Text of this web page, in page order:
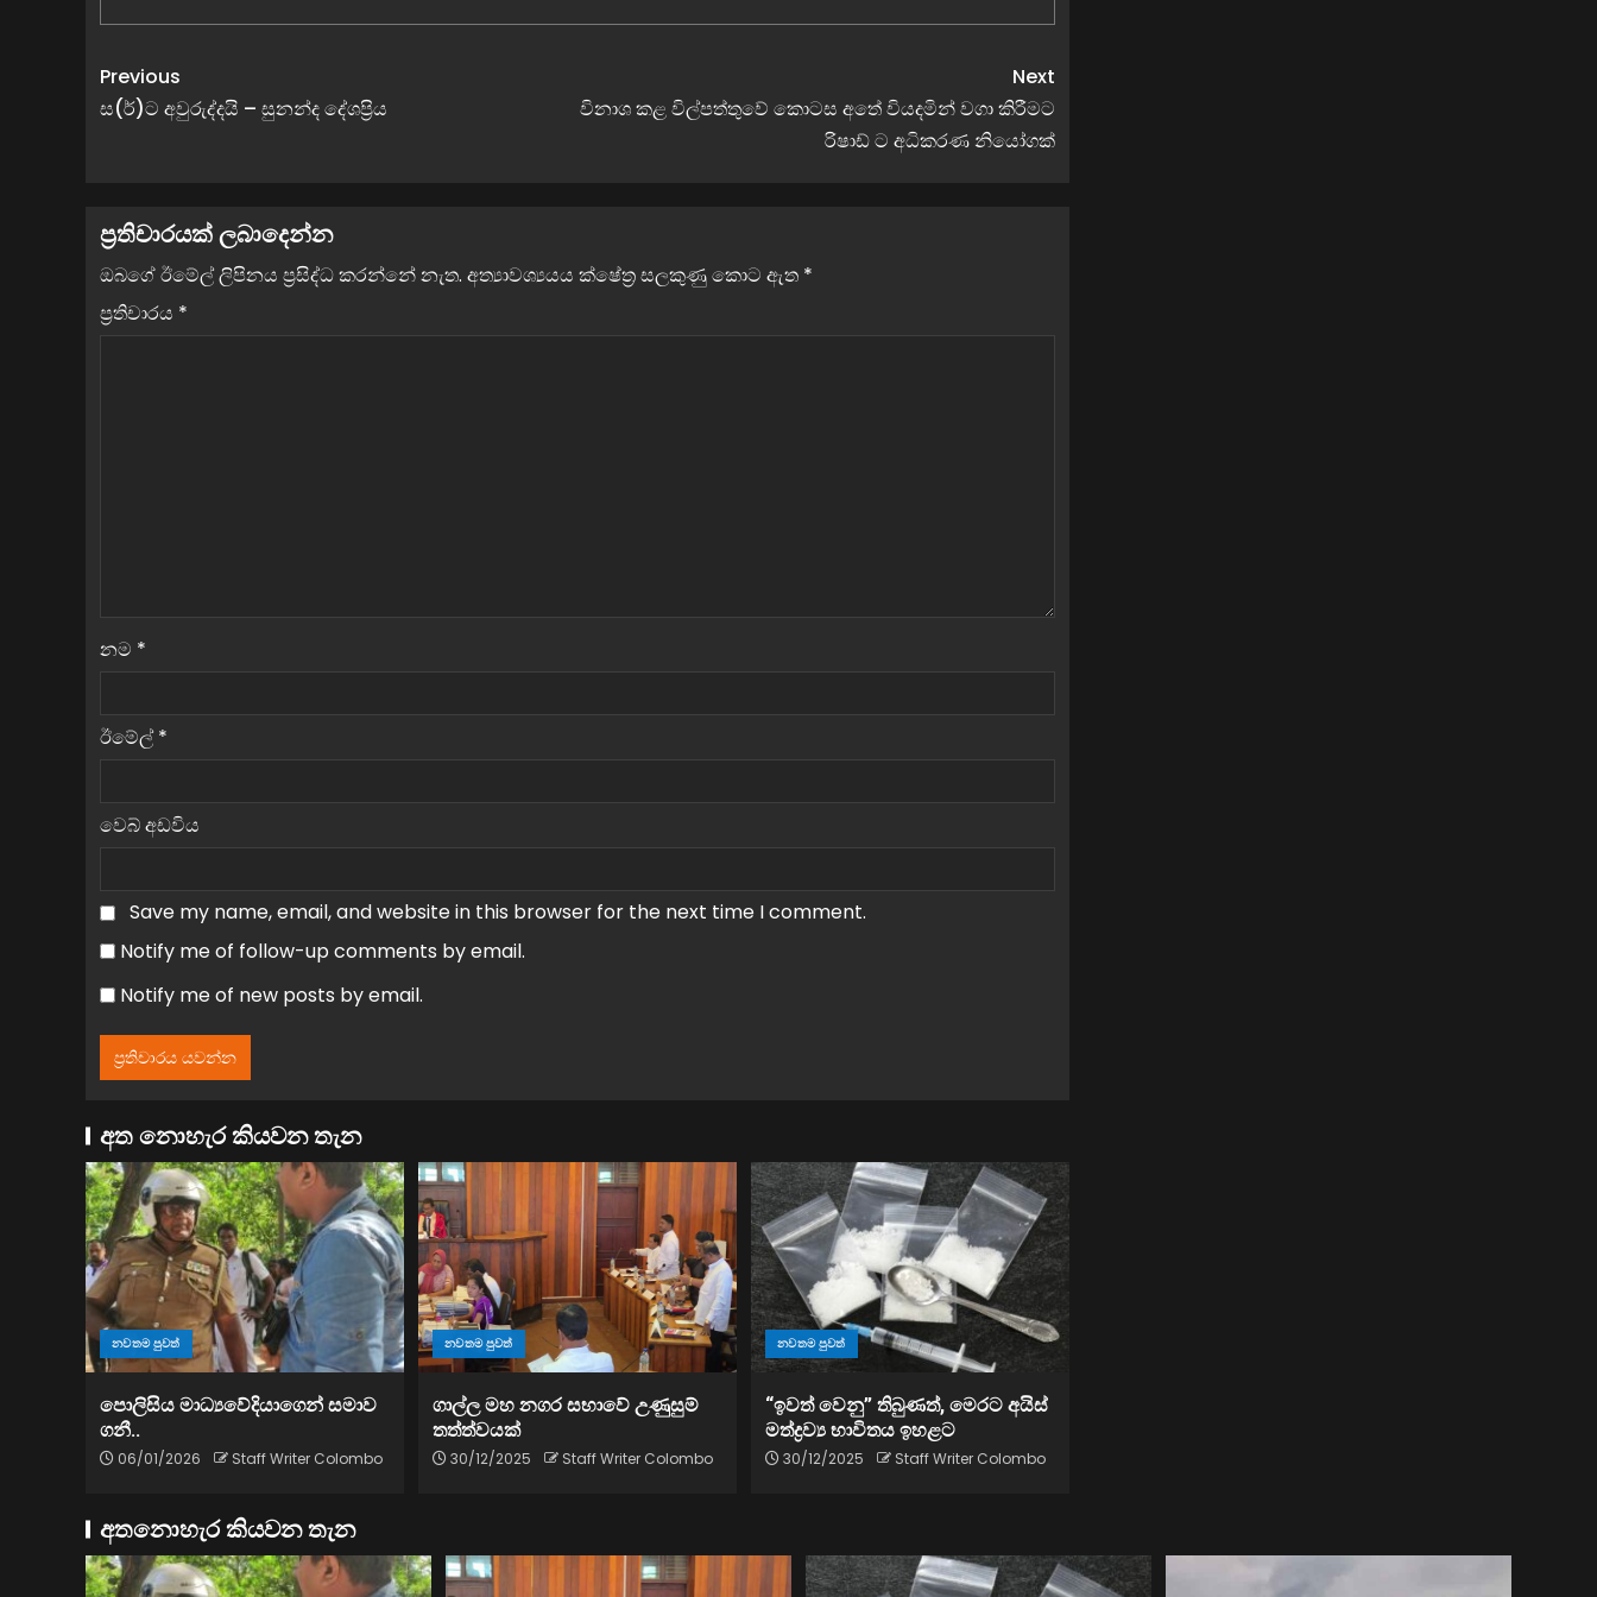
Previous
ස(ර්)ට අවුරුද්දයි – සුනන්ද දේශප්‍රිය
Next
විනාශ කළ විල්පත්තුවේ කොටස අතේ වියදමින් වගා කිරීමට
රිෂාඩ් ට අධිකරණ නියෝගක්
ප්‍රතිචාරයක් ලබාදෙන්න
ඔබගේ ඊමේල් ලිපිනය ප්‍රසිද්ධ කරන්නේ නැත. අත්‍යාවශ්‍යයය ක්ෂේත්‍ර සලකුණු කොට ඇත *
ප්‍රතිචාරය *
නම *
ඊමේල් *
වෙබ් අඩවිය
Save my name, email, and website in this browser for the next time I comment.
Notify me of follow-up comments by email.
Notify me of new posts by email.
අත නොහැර කියවන තැන
නවතම පුවත්
පොලිසිය මාධ්‍යවේදියාගෙන් සමාව
ගනී..
06/01/2026 Staff Writer Colombo
නවතම පුවත්
ගාල්ල මහ නගර සභාවේ උණුසුම්
තත්ත්වයක්
30/12/2025 Staff Writer Colombo
නවතම පුවත්
“ඉවත් වෙනු” තිබුණත්, මෙරට අයිස්
මත්ද්‍රව්‍ය භාවිතය ඉහළට
30/12/2025 Staff Writer Colombo
අතනොහැර කියවන තැන